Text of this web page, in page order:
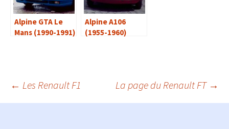
Alpine GTA Le
Mans (1990-1991)
Alpine A106
(1955-1960)
Navigation
← Les Renault F1 La page du Renault FT →